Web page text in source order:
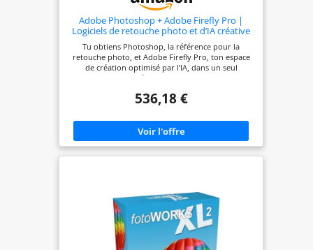
Adobe Photoshop + Adobe Firefly Pro |
Logiciels de retouche photo et d’IA créative
| Abonnement 12 mois | Téléchargement
PC/Mac
Tu obtiens Photoshop, la référence pour la
retouche photo, et Adobe Firefly Pro, ton espace
de création optimisé par l’IA, dans un seul
abonnement. Crée sur ordinateur, le web et
synchronisation de fichiers sur tous tes appareils.
pour créer, améliorer et transformer des images,
avec les dernières fonctionnalités d’IA optimisées
par Adobe Firefly Image 5. Avec Firefly Pro, génère
images, vidéos, audio et designs avec les meilleurs
un puissant upscaling 4x. Visualise vite tes idées
avec l’outil de création de moodboards Firefly
Boards. Inclut 4 000 crédits génératifs par mois et
un accès illimité aux fonctionnalités standards
comme Remplissage génératif, Firefly Boards et
plus encore.
536,18 €